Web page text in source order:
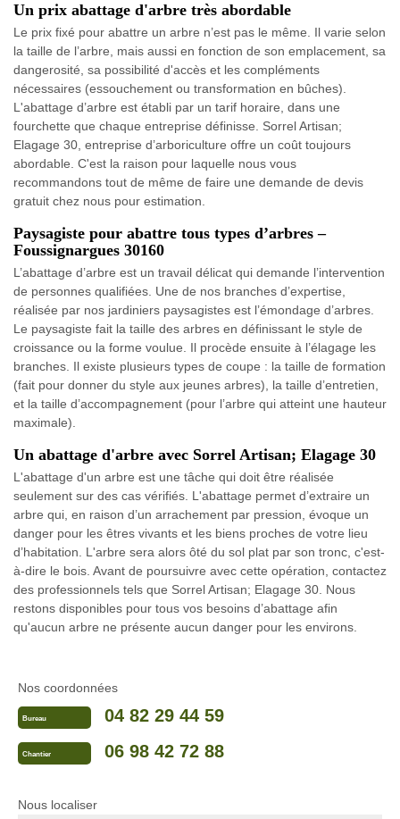
Un prix abattage d'arbre très abordable
Le prix fixé pour abattre un arbre n’est pas le même. Il varie selon
la taille de l’arbre, mais aussi en fonction de son emplacement, sa
dangerosité, sa possibilité d'accès et les compléments
nécessaires (essouchement ou transformation en bûches).
L'abattage d’arbre est établi par un tarif horaire, dans une
fourchette que chaque entreprise définisse. Sorrel Artisan;
Elagage 30, entreprise d’arboriculture offre un coût toujours
abordable. C'est la raison pour laquelle nous vous
recommandons tout de même de faire une demande de devis
gratuit chez nous pour estimation.
Paysagiste pour abattre tous types d’arbres –
Foussignargues 30160
L’abattage d’arbre est un travail délicat qui demande l’intervention
de personnes qualifiées. Une de nos branches d’expertise,
réalisée par nos jardiniers paysagistes est l’émondage d’arbres.
Le paysagiste fait la taille des arbres en définissant le style de
croissance ou la forme voulue. Il procède ensuite à l’élagage les
branches. Il existe plusieurs types de coupe : la taille de formation
(fait pour donner du style aux jeunes arbres), la taille d’entretien,
et la taille d’accompagnement (pour l’arbre qui atteint une hauteur
maximale).
Un abattage d'arbre avec Sorrel Artisan; Elagage 30
L'abattage d'un arbre est une tâche qui doit être réalisée
seulement sur des cas vérifiés. L'abattage permet d’extraire un
arbre qui, en raison d’un arrachement par pression, évoque un
danger pour les êtres vivants et les biens proches de votre lieu
d’habitation. L'arbre sera alors ôté du sol plat par son tronc, c'est-
à-dire le bois. Avant de poursuivre avec cette opération, contactez
des professionnels tels que Sorrel Artisan; Elagage 30. Nous
restons disponibles pour tous vos besoins d’abattage afin
qu'aucun arbre ne présente aucun danger pour les environs.
Nos coordonnées
Bureau 04 82 29 44 59
Chantier 06 98 42 72 88
Nous localiser